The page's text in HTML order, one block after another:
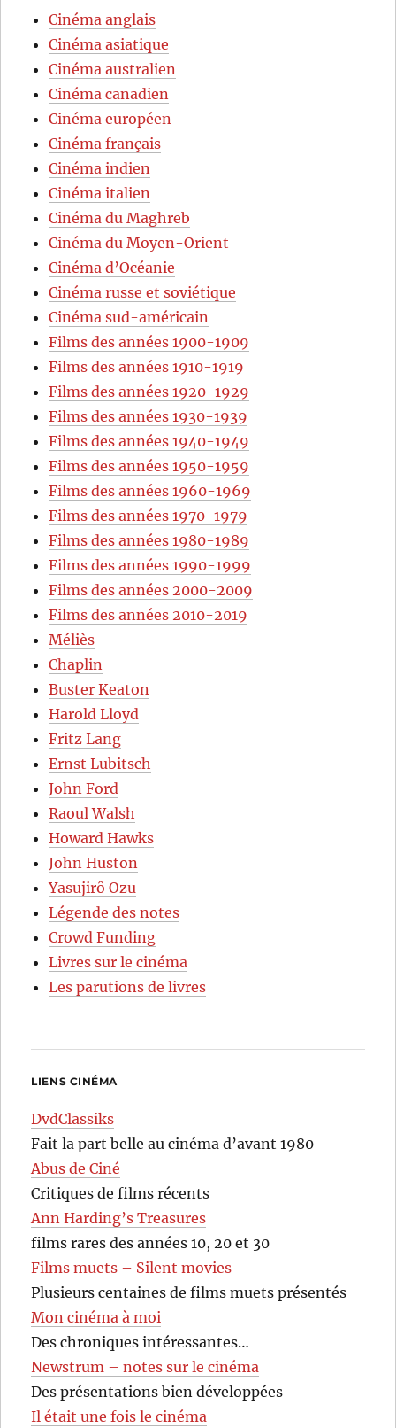
Cinéma anglais
Cinéma asiatique
Cinéma australien
Cinéma canadien
Cinéma européen
Cinéma français
Cinéma indien
Cinéma italien
Cinéma du Maghreb
Cinéma du Moyen-Orient
Cinéma d’Océanie
Cinéma russe et soviétique
Cinéma sud-américain
Films des années 1900-1909
Films des années 1910-1919
Films des années 1920-1929
Films des années 1930-1939
Films des années 1940-1949
Films des années 1950-1959
Films des années 1960-1969
Films des années 1970-1979
Films des années 1980-1989
Films des années 1990-1999
Films des années 2000-2009
Films des années 2010-2019
Méliès
Chaplin
Buster Keaton
Harold Lloyd
Fritz Lang
Ernst Lubitsch
John Ford
Raoul Walsh
Howard Hawks
John Huston
Yasujirô Ozu
Légende des notes
Crowd Funding
Livres sur le cinéma
Les parutions de livres
LIENS CINÉMA
DvdClassiks
Fait la part belle au cinéma d’avant 1980
Abus de Ciné
Critiques de films récents
Ann Harding’s Treasures
films rares des années 10, 20 et 30
Films muets – Silent movies
Plusieurs centaines de films muets présentés
Mon cinéma à moi
Des chroniques intéressantes…
Newstrum – notes sur le cinéma
Des présentations bien développées
Il était une fois le cinéma